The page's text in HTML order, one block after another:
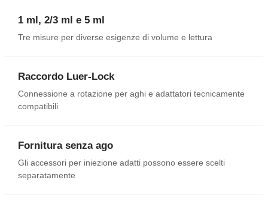
1 ml, 2/3 ml e 5 ml
Tre misure per diverse esigenze di volume e lettura
Raccordo Luer-Lock
Connessione a rotazione per aghi e adattatori tecnicamente
compatibili
Fornitura senza ago
Gli accessori per iniezione adatti possono essere scelti
separatamente